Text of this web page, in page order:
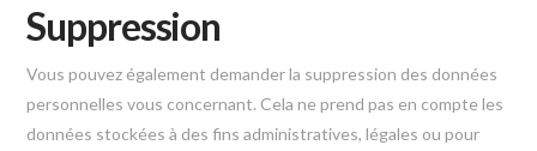
Suppression
Vous pouvez également demander la suppression des données
personnelles vous concernant. Cela ne prend pas en compte les
données stockées à des fins administratives, légales ou pour